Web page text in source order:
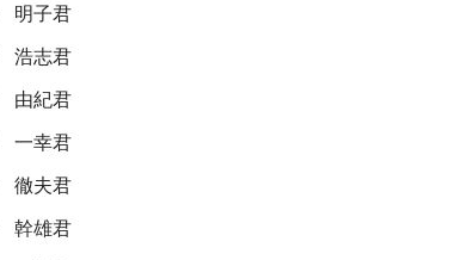
明子君
浩志君
由紀君
一幸君
徹夫君
幹雄君